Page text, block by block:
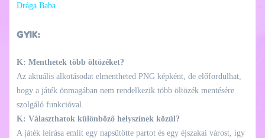
Drága Baba
GYIK:
K: Menthetek több öltözéket?
Az aktuális alkotásodat elmentheted PNG képként, de előfordulhat,
hogy a játék önmagában nem rendelkezik több öltözék mentésére
szolgáló funkcióval.
K: Választhatok különböző helyszínek közül?
A játék leírása említ egy napsütötte partot és egy éjszakai várost, így